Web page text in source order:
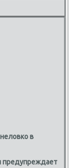
в
предупреждает